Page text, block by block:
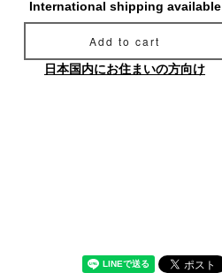
International shipping available
Add to cart
日本国内にお住まいの方向け